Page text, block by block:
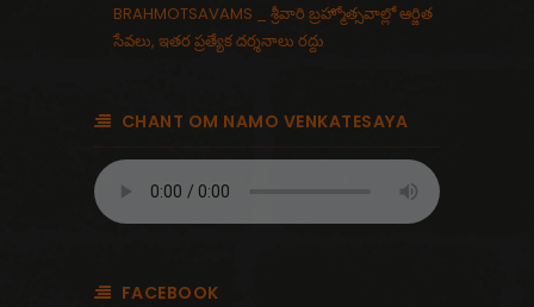
BRAHMOTSAVAMS _ శ్రీవారి బ్రహ్మోత్సవాల్లో ఆర్జిత
సేవలు, ఇతర ప్రత్యేక దర్శనాలు రద్దు
CHANT OM NAMO VENKATESAYA
FACEBOOK